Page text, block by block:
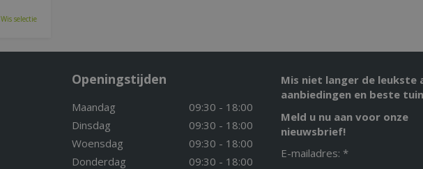
Wis selectie
Openingstijden
Maandag
09:30 - 18:00
Dinsdag
09:30 - 18:00
Woensdag
09:30 - 18:00
Donderdag
09:30 - 18:00
Mis niet langer de leukste
aanbiedingen en beste
Meld u nu aan voor onze
nieuwsbrief!
E-mailadres: *